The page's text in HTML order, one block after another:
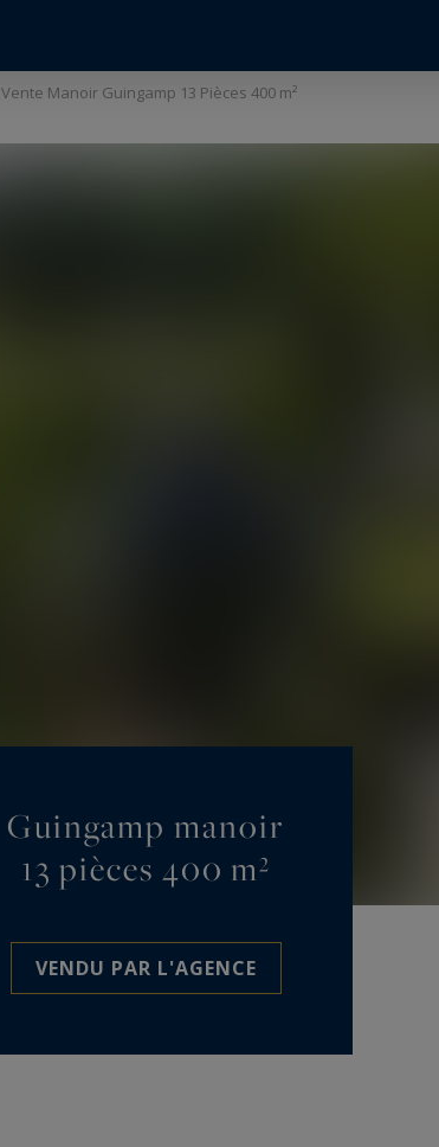
Vente Manoir Guingamp 13 Pièces 400 m²
Guingamp manoir
13 pièces 400 m²
VENDU PAR L'AGENCE